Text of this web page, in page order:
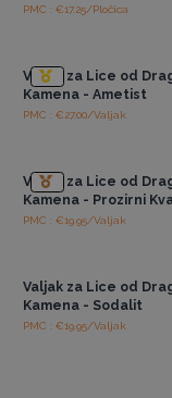
PMC : €17.25/Pločica
Valjak za Lice od
Kamena - Ametist
PMC : €27.00/Valjak
Valjak za Lice od
Kamena - Prozirni
PMC : €19.95/Valjak
Valjak za Lice od
Kamena - Sodalit
PMC : €19.95/Valjak